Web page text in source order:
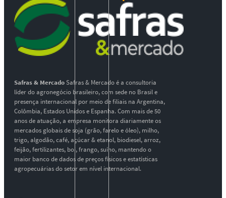
Safras & MercadoSafras & Mercado é a consultoria
líder do agronegócio brasileiro, com sede no Brasil e
presença internacional por meio de filiais na Argentina,
Colômbia, Estados Unidos e Espanha. Com mais de 50
anos de atuação, a empresa monitora diariamente os
mercados globais de soja (grão, farelo e óleo), milho,
trigo, algodão, café, açúcar & etanol, biodiesel, arroz,
feijão, fertilizantes, boi, frango, suíno, mantendo o
maior banco de dados de preços físicos e estatísticas
agropecuárias do setor em nível internacional.